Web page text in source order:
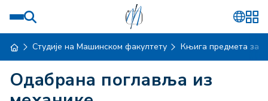
Студије на Машинском факултету Књига предмета за
Одабрана поглавља из